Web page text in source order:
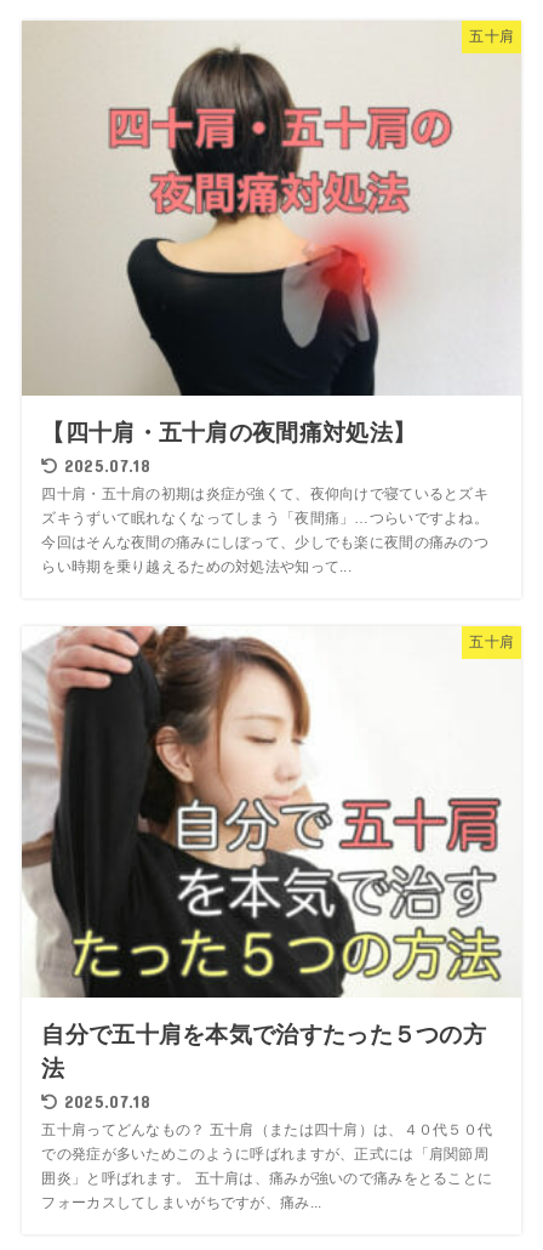
五十肩
【四十肩・五十肩の夜間痛対処法】
2025.07.18
四十肩・五十肩の初期は炎症が強くて、夜仰向けで寝ているとズキ
ズキうずいて眠れなくなってしまう「夜間痛」…つらいですよね。
今回はそんな夜間の痛みにしぼって、少しでも楽に夜間の痛みのつ
らい時期を乗り越えるための対処法や知って...
五十肩
自分で五十肩を本気で治すたった５つの方
法
2025.07.18
五十肩ってどんなもの？ 五十肩（または四十肩）は、４０代５０代
での発症が多いためこのように呼ばれますが、正式には「肩関節周
囲炎」と呼ばれます。 五十肩は、痛みが強いので痛みをとることに
フォーカスしてしまいがちですが、痛み...